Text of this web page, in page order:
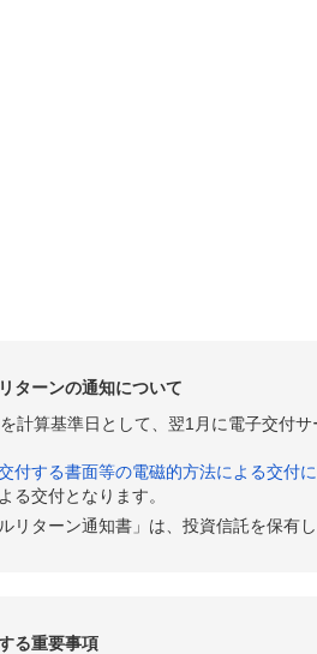
ターンの通知について
計算基準日として、翌1月に電子交付
付する書面等の電磁的方法による交付
る交付となります。
リターン通知書」は、投資信託を保有
る重要事項